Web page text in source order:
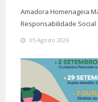
Amadora Homenageia
Responsabilidade Social
05 Agosto 2026